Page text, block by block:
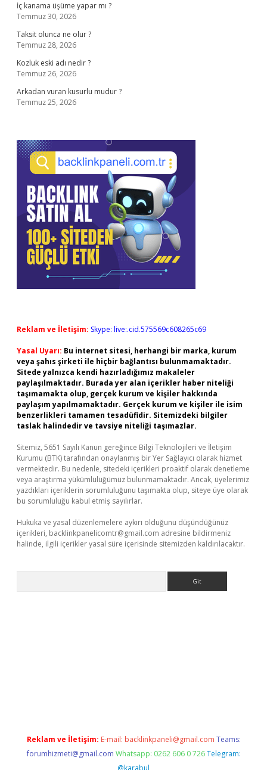
İç kanama üşüme yapar mı ?
Temmuz 30, 2026
Taksit olunca ne olur ?
Temmuz 28, 2026
Kozluk eski adı nedir ?
Temmuz 26, 2026
Arkadan vuran kusurlu mudur ?
Temmuz 25, 2026
Reklam ve İletişim: Skype: live:.cid.575569c608265c69
Yasal Uyarı: Bu internet sitesi, herhangi bir marka, kurum
veya şahıs şirketi ile hiçbir bağlantısı bulunmamaktadır.
Sitede yalnızca kendi hazırladığımız makaleler
paylaşılmaktadır. Burada yer alan içerikler haber niteliği
taşımamakta olup, gerçek kurum ve kişiler hakkında
paylaşım yapılmamaktadır. Gerçek kurum ve kişiler ile isim
benzerlikleri tamamen tesadüfidir. Sitemizdeki bilgiler
taslak halindedir ve tavsiye niteliği taşımazlar.
Sitemiz, 5651 Sayılı Kanun gereğince Bilgi Teknolojileri ve İletişim
Kurumu (BTK) tarafından onaylanmış bir Yer Sağlayıcı olarak hizmet
vermektedir. Bu nedenle, sitedeki içerikleri proaktif olarak denetleme
veya araştırma yükümlülüğümüz bulunmamaktadır. Ancak, üyelerimiz
yazdıkları içeriklerin sorumluluğunu taşımakta olup, siteye üye olarak
bu sorumluluğu kabul etmiş sayılırlar.
Hukuka ve yasal düzenlemelere aykırı olduğunu düşündüğünüz
içerikleri, backlinkpanelicomtr@gmail.com adresine bildirmeniz
halinde, ilgili içerikler yasal süre içerisinde sitemizden kaldırılacaktır.
Reklam ve İletişim: E-mail: backlinkpaneli@gmail.com Teams:
forumhizmeti@gmail.com Whatsapp: 0262 606 0 726 Telegram:
@karabul